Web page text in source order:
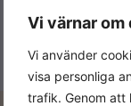
Vi värnar
Vi använder
visa personliga
trafik. Genom att